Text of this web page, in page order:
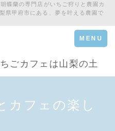
蝶蘭の専門店がいちご狩りと農園カ
県甲府市にある、夢を叶える農園で
Toggle
navigation
MENU
ごカフェは山梨の土
カフェの楽し